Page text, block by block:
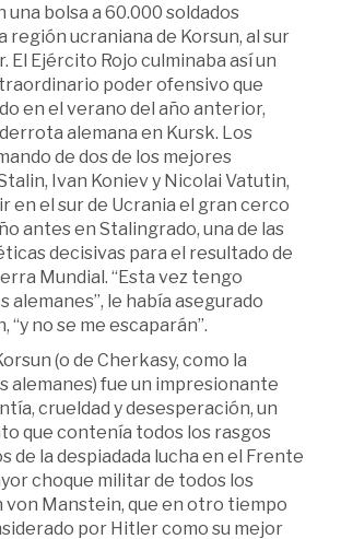
bolsa a 60.000 soldados
región ucraniana de Korsun, al sur
El Ejército Rojo culminaba así un
poder ofensivo que
en el verano del año anterior,
alemana en Kursk. Los
de dos de los mejores
Ivan Koniev y Nicolai Vatutin,
en el sur de Ucrania el gran cerco
antes en Stalingrado, una de las
decisivas para el resultado de
Mundial. “Esta vez tengo
alemanes”, le había asegurado
“y no se me escaparán”.
(o de Cherkasy, como la
alemanes) fue un impresionante
crueldad y desesperación, un
que contenía todos los rasgos
de la despiadada lucha en el Frente
choque militar de todos los
von Manstein, que en otro tiempo
por Hitler como su mejor